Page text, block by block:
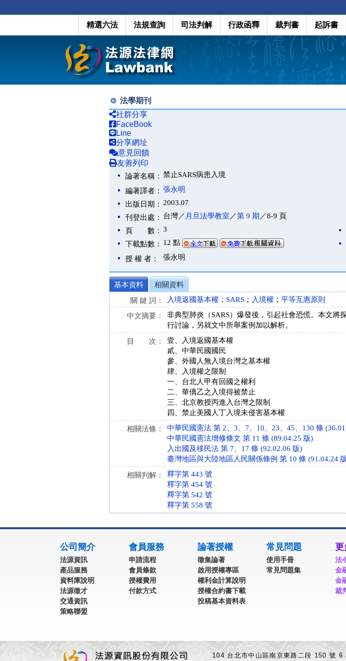
精選六法 法規查詢 司法判解 行政函釋 裁判書 起訴書
法學期刊
社群分享
FaceBook
Line
分享網址
意見回饋
友善列印
論著名稱： 禁止SARS病患入境
編著譯者： 張永明
出版日期： 2003.07
刊登出處： 台灣／ 月旦法學教室 ／第 9 期 ／8-9 頁
頁 數： 3
下載點數： 12 點
授 權 者：
張永明
基本資料
相關資料
關 鍵 詞：
入境返國基本權 ； SARS ； 入境權 ； 平等互惠原則
中文摘要：
非典型肺炎（SARS）爆發後，引起社會恐慌。本文將
行討論，另就文中所舉案例加以解析。
目 次：
壹、入境返國基本權
貳、中華民國國民
參、外國人無入境台灣之基本權
肆、入境權之限制
一、台北人甲有回國之權利
二、華僑乙之入境得被禁止
三、北京教授丙進入台灣之限制
四、禁止美國人丁入境未侵害基本權
相關法條：
中華民國憲法 第 2、3、7、10、23、45、130 條
中華民國憲法增修條文 第 11 條 (89.04.25 版)
入出國及移民法 第 7、17 條 (92.02.06 版)
臺灣地區與大陸地區人民關係條例 第 10 條 (91.04.24
相關判解：
釋字第 443 號
釋字第 454 號
釋字第 542 號
釋字第 558 號
公司簡介
法源資訊
產品服務
資料庫說明
法源徵才
交通資訊
策略聯盟
會員服務
申請流程
會員條款
授權費用
付款方式
論著授權
徵集論著
啟用授權專區
權利金計算說明
授權合約書下載
投稿基本資料表
常見問題
使用手冊
常見問題集
法
金
金
裁
104 台北市中山區南京東路二段 150 號 6